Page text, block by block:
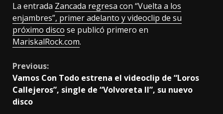
La entrada Zancada regresa con “Vuelta a los
enjambres”, primer adelanto y videoclip de su
próximo disco se publicó primero en
MariskalRock.com.
Continue
Reading
Previous:
Vamos Con Todo estrena el videoclip de “Loros
Callejeros”, single de “Volvoreta II”, su nuevo
disco